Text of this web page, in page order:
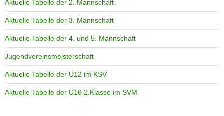
Aktuelle Tabelle der 2. Mannschaft
Aktuelle Tabelle der 3. Mannschaft
Aktuelle Tabelle der 4. und 5. Mannschaft
Jugendvereinsmeisterschaft
Aktuelle Tabelle der U12 im KSV
Aktuelle Tabelle der U16 2.Klasse im SVM